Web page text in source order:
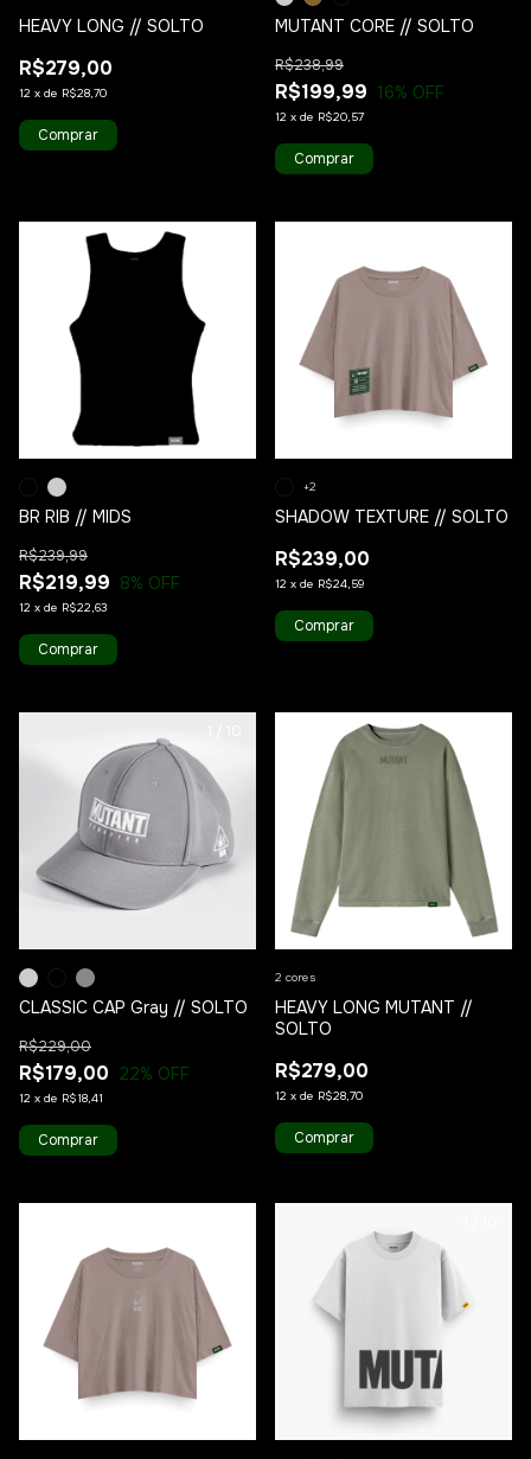
HEAVY LONG // SOLTO
R$279,00
12 x de R$28,70
Comprar
MUTANT CORE // SOLTO
R$199,99
R$238,99
16% OFF
12 x de R$20,57
Comprar
BR RIB // MIDS
R$219,99
R$239,99
8% OFF
12 x de R$22,63
Comprar
SHADOW TEXTURE // SOLTO
R$239,00
12 x de R$24,59
+2
Comprar
CLASSIC CAP Gray // SOLTO
R$179,00
R$229,00
22% OFF
12 x de R$18,41
Comprar
HEAVY LONG MUTANT //
SOLTO
R$279,00
12 x de R$28,70
2 cores
Comprar